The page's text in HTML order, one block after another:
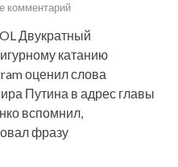
комментарий
Двукратный
катанию
оценил слова
Путина в адрес главы
вспомнил,
фразу